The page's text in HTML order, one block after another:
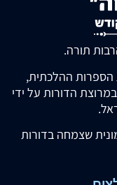
תורה.
ההלכתית,
הדורות על ידי
שצמחה בדורות